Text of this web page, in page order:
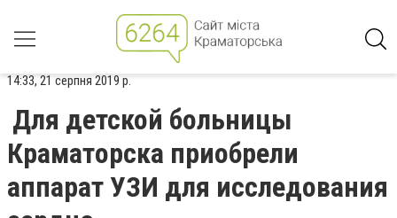
14:33, 21 серпня 2019 р.
Для детской больницы
Краматорска приобрели
аппарат УЗИ для исследования